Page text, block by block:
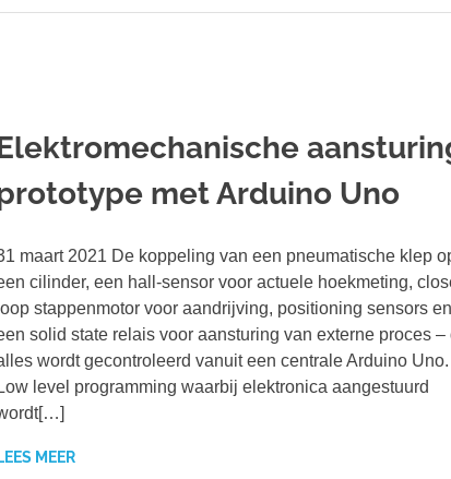
met Arduino Uno
maart 2021 De koppeling van een pneumatische klep
cilinder, een hall-sensor voor actuele hoekmeting,
loop stappenmotor voor aandrijving, positioning sensors en
solid state relais voor aansturing van externe proces –
wordt gecontroleerd vanuit een centrale Arduino Uno.
Low level programming waarbij elektronica aangestuurd
LEES MEER